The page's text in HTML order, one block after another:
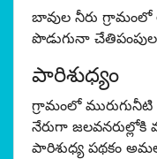
బావుల నీరు
పొడుగునా
పారిశుధ్యం
గ్రామంలో మురుగునీటి
నేరుగా జలవనరుల్లోకి
పారిశుధ్య పథకం